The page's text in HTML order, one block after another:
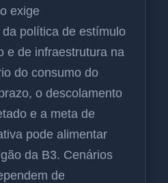
exige
política de estímulo
e de infraestrutura na
do consumo do
o descolamento
e a meta de
pode alimentar
da B3. Cenários
de